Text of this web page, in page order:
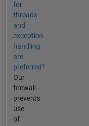
for
threads
and
exception
handling
are
preferred?
Our
firewall
prevents
use
of